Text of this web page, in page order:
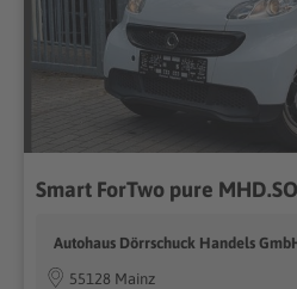
Smart ForTwo pure
Autohaus Dörrschuck Handels
55128 Mainz